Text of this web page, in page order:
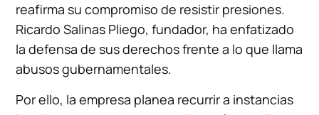
reafirma su compromiso de resistir presiones.
Ricardo Salinas Pliego, fundador, ha enfatizado
la defensa de sus derechos frente a lo que llama
abusos gubernamentales.
Por ello, la empresa planea recurrir a instancias